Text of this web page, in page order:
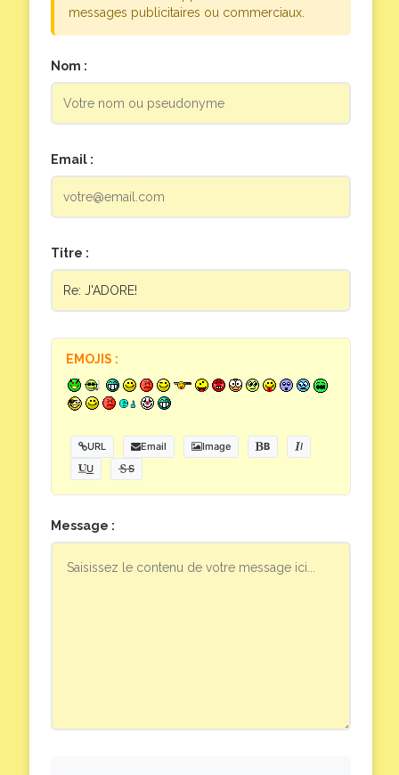
messages publicitaires ou commerciaux.
Nom :
Email :
Titre :
EMOJIS :
URL Email Image B
I
U
S
Message :